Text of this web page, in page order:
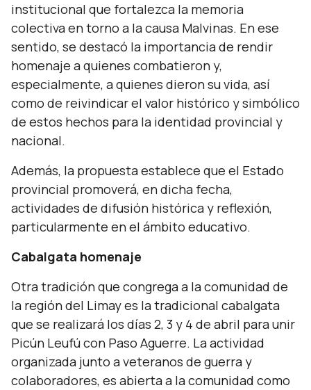
institucional que fortalezca la memoria
colectiva en torno a la causa Malvinas. En ese
sentido, se destacó la importancia de rendir
homenaje a quienes combatieron y,
especialmente, a quienes dieron su vida, así
como de reivindicar el valor histórico y simbólico
de estos hechos para la identidad provincial y
nacional.
Además, la propuesta establece que el Estado
provincial promoverá, en dicha fecha,
actividades de difusión histórica y reflexión,
particularmente en el ámbito educativo.
Cabalgata homenaje
Otra tradición que congrega a la comunidad de
la región del Limay es la tradicional cabalgata
que se realizará los días 2, 3 y 4 de abril para unir
Picún Leufú con Paso Aguerre. La actividad
organizada junto a veteranos de guerra y
colaboradores, es abierta a la comunidad como